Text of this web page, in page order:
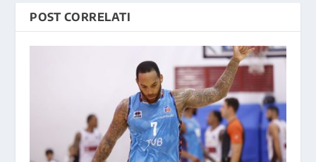
POST CORRELATI